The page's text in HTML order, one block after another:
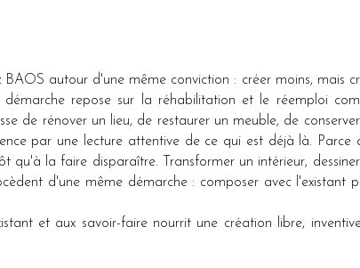
autour d'une même conviction : créer moins, mais
repose sur la réhabilitation et le réemploi
de rénover un lieu, de restaurer un meuble, de
par une lecture attentive de ce qui est déjà là. Parce
qu'à la faire disparaître. Transformer un intérieur,
d'une même démarche : composer avec l'existant
et aux savoir-faire nourrit une création libre,